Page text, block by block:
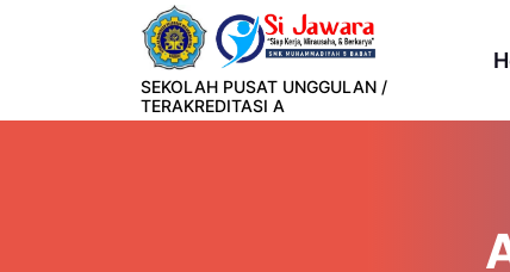
SEKOLAH PUSAT UNGGULAN /
TERAKREDITASI A